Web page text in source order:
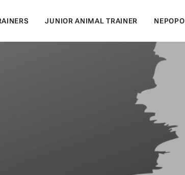
JUNIOR ANIMAL TRAINER NEPOPO